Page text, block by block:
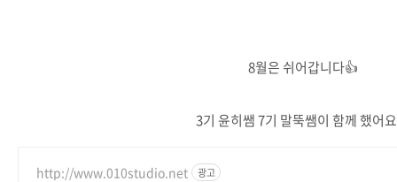
8월은 쉬어갑니다👍
3기 윤히쌤 7기 말뚝쌤이 함께 했어
http://www.010studio.net 광고